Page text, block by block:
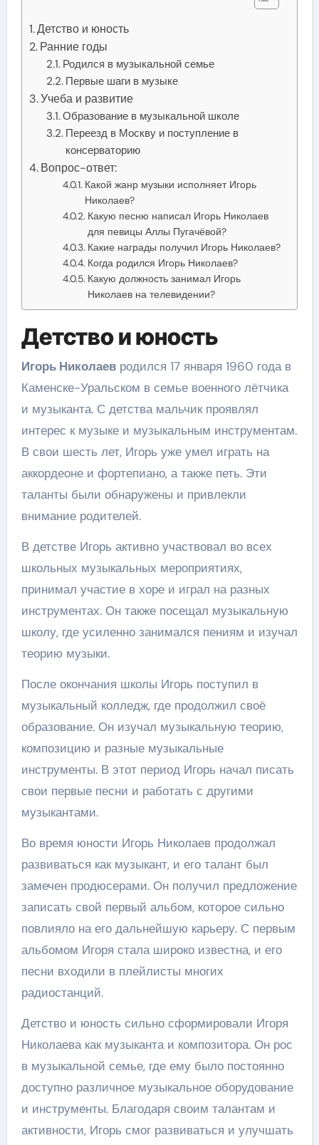
Детство и юность
Ранние годы
Родился в музыкальной семье
Первые шаги в музыке
Учеба и развитие
Образование в музыкальной школе
Переезд в Москву и поступление в
консерваторию
Вопрос-ответ:
Какой жанр музыки исполняет Игорь
Николаев?
Какую песню написал Игорь Николаев
для певицы Аллы Пугачёвой?
Какие награды получил Игорь Николаев?
Когда родился Игорь Николаев?
Какую должность занимал Игорь
Николаев на телевидении?
Детство и юность
Игорь Николаевродился 17 января 1960 года в
Каменске-Уральском в семье военного лётчика
и музыканта. С детства мальчик проявлял
интерес к музыке и музыкальным инструментам.
В свои шесть лет, Игорь уже умел играть на
аккордеоне и фортепиано, а также петь. Эти
таланты были обнаружены и привлекли
внимание родителей.
В детстве Игорь активно участвовал во всех
школьных музыкальных мероприятиях,
принимал участие в хоре и играл на разных
инструментах. Он также посещал музыкальную
школу, где усиленно занимался пениям и изучал
теорию музыки.
После окончания школы Игорь поступил в
музыкальный колледж, где продолжил своё
образование. Он изучал музыкальную теорию,
композицию и разные музыкальные
инструменты. В этот период Игорь начал писать
свои первые песни и работать с другими
музыкантами.
Во время юности Игорь Николаев продолжал
развиваться как музыкант, и его талант был
замечен продюсерами. Он получил предложение
записать свой первый альбом, которое сильно
повлияло на его дальнейшую карьеру. С первым
альбомом Игоря стала широко известна, и его
песни входили в плейлисты многих
радиостанций.
Детство и юность сильно сформировали Игоря
Николаева как музыканта и композитора. Он рос
в музыкальной семье, где ему было постоянно
доступно различное музыкальное оборудование
и инструменты. Благодаря своим талантам и
активности, Игорь смог развиваться и улучшать